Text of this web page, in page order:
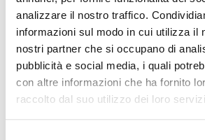
analizzare il nostro traffico.
informazioni sul modo in cui utilizza il
nostri partner che si occupano di
pubblicità e social media, i quali
con altre informazioni che ha fornito
raccolto dal suo utilizzo dei loro